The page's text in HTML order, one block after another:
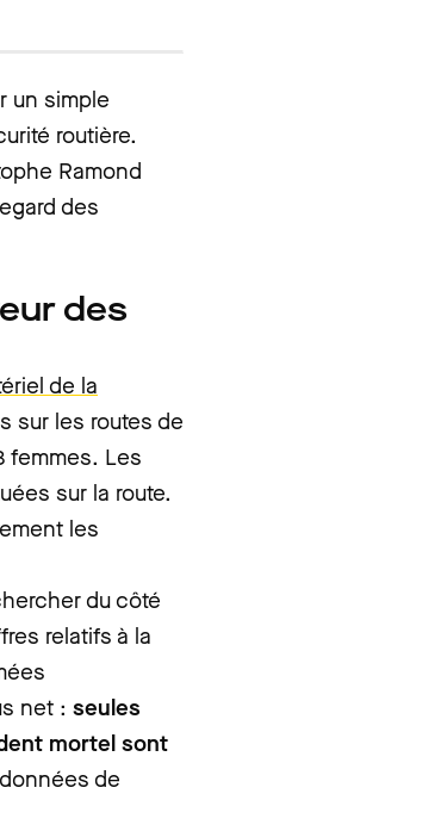
un simple
routière.
Ramond
des
des
de la
sur les routes de
femmes. Les
sur la route.
les
du côté
relatifs à la
net : seules
mortel sont
de